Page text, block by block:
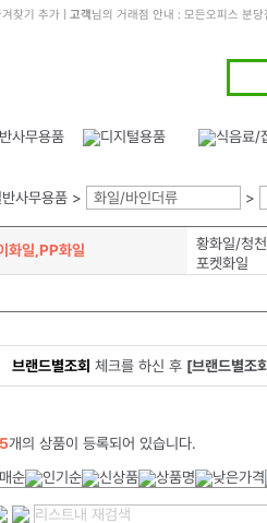
겨찾기 추가| 고객님의 거래점 안내 : 모든오피스 분당
사무용품 > 화일/바인더류 >
화일,PP화일 황화일/청
포켓화일
브랜드별조회 체크를 하신 후 [브랜드별조
5개의 상품이 등록되어 있습니다.